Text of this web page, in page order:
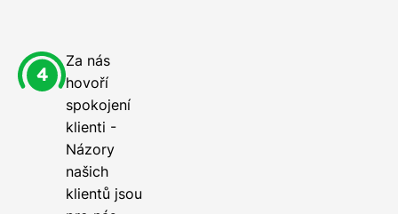
Za nás
hovoří
spokojení
klienti -
Názory
našich
klientů jsou